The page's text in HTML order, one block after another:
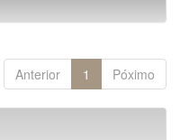
Anterior 1 Póximo